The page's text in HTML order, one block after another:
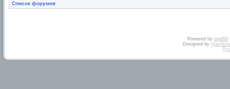
Список форумов
Powered by phpBB
Designed by